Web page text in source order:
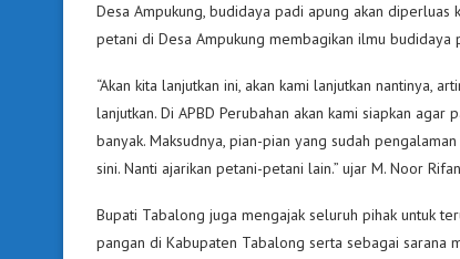
Desa Ampukung, budidaya padi apung akan
petani di Desa Ampukung membagikan ilmu budidaya
“Akan kita lanjutkan ini, akan kami lanjutkan nantinya,
lanjutkan. Di APBD Perubahan akan kami siapkan
banyak. Maksudnya, pian-pian yang sudah
sini. Nanti ajarikan petani-petani lain.” ujar M. Noor
Bupati Tabalong juga mengajak seluruh pihak untuk
pangan di Kabupaten Tabalong serta sebagai sarana